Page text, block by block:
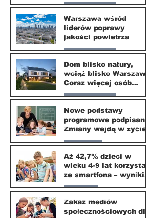
Nasze miasto
24 mar
Warszawa wśród
liderów poprawy
jakości powietrza
Nasze miasto
24 mar
Dom blisko natury,
wciąż blisko Warszawy.
Coraz więcej osób
wybiera ten kierunek
Nasze miasto
20 mar
Nowe podstawy
programowe podpisane.
Zmiany wejdą w życie
od września 2026
Edukacja
16 mar
Aż 42,7% dzieci w
wieku 4-9 lat korzysta
ze smartfona – wyniki
badania Krajowego
Instytutu Mediów
Parents
1 mar
Zakaz mediów
społecznościowych dla